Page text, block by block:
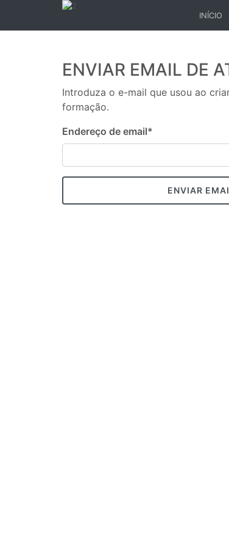
INÍCIO
ENVIAR EMAIL DE
Introduza o e-mail que usou ao
formação.
Endereço de email*
ENVIAR